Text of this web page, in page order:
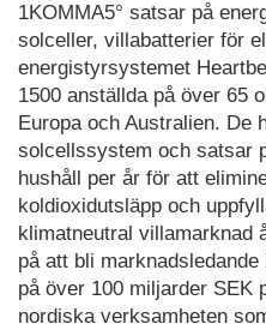
1KOMMA5° satsar på
solceller, villabatterier för
energistyrsystemet
1500 anställda på över 65
Europa och Australien. De
solcellssystem och satsar
hushåll per år för att
koldioxidutsläpp och
klimatneutral villamarknad
på att bli
på över 100 miljarder SEK
nordiska verksamheten